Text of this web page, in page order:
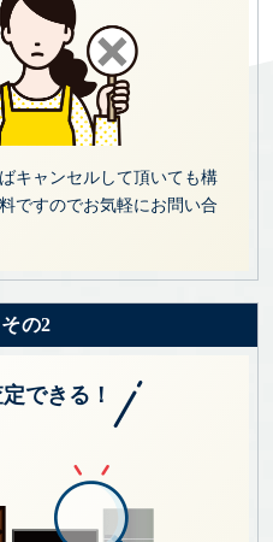
キャンセルして頂いても構
ですのでお気軽にお問い合
の2
できる！